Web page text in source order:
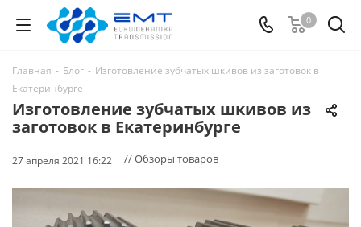
0
Главная - Блог - Изготовление зубчатых шкивов из заготовок в
Екатеринбурге
Изготовление зубчатых шкивов из
заготовок в Екатеринбурге
27 апреля 2021 16:22 // Обзоры товаров